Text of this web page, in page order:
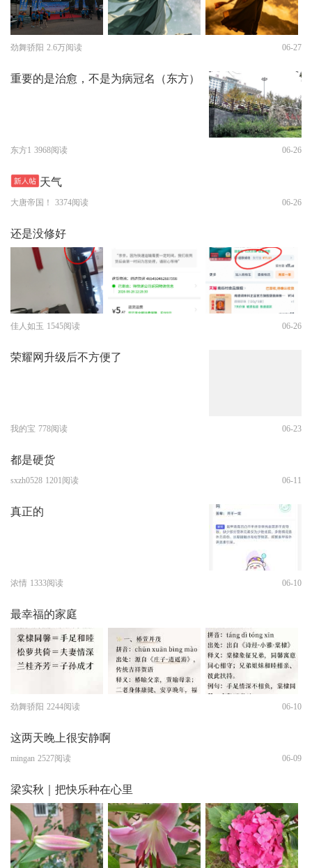
劲舞骄阳 2.6万阅读 06-27
重要的是治愈，不是为病冠名（东方）
东方1 3968阅读 06-26
天气
大唐帝国！ 3374阅读 06-26
还是没修好
佳人如玉 1545阅读 06-26
荣耀网升级后不方便了
我的宝 778阅读 06-23
都是硬货
sxzh0528 1201阅读 06-11
真正的
浓情 1333阅读 06-10
最幸福的家庭
劲舞骄阳 2244阅读 06-10
这两天晚上很安静啊
mingan 2527阅读 06-09
梁实秋｜把快乐种在心里